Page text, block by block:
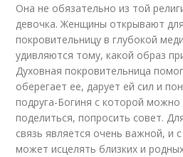
Она не обязательно из той
девочка. Женщины открывают
покровительницу в глубокой
удивляются тому, какой образ
Духовная покровительница
оберегает ее, дарует ей сил и
подруга-Богиня с которой можно
поделиться, попросить совет.
связь является очень важной, и
может исцелять близких и